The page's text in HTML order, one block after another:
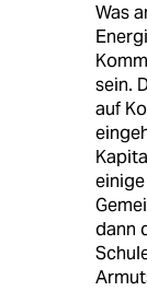
Was
sein.
auf
dann